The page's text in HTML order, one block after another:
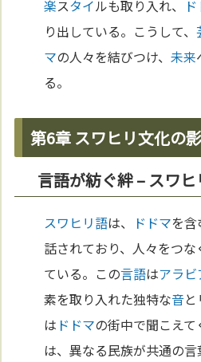
楽スタイルも取り入れ、
り出している。こうして、
マの人々を結びつけ、未来
る。
第6章 スワヒリ文化の
言語が紡ぐ絆 – スワ
スワヒリ語は、 ドドマを
話されており、人々をつな
ている。この言語はアラ
素を取り入れた独特な音
は ドドマの街中で聞こえて
は、異なる民族が共通の言